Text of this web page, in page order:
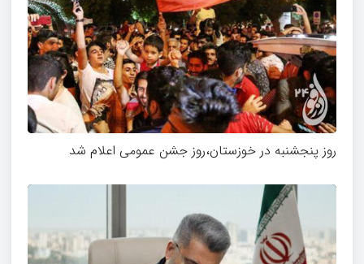
روز پنجشنبه در خوزستان،روز جشن عمومی اعلام شد